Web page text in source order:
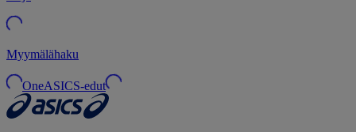
Myymälähaku
OneASICS-edut